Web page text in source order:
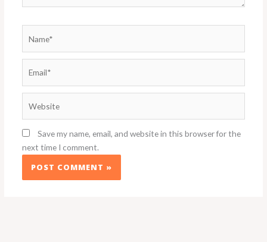
Save my name, email, and website in this browser for the
next time I comment.